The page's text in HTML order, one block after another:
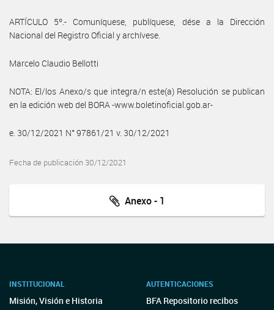
ARTÍCULO 5º.- Comuníquese, publíquese, dése a la Dirección
Nacional del Registro Oficial y archívese.
Marcelo Claudio Bellotti
NOTA: El/los Anexo/s que integra/n este(a) Resolución se publican
en la edición web del BORA -www.boletinoficial.gob.ar-
e. 30/12/2021 N° 97861/21 v. 30/12/2021
Fecha de publicación 30/12/2021
Anexo - 1
INSTITUCIONAL
Misión, Visión e Historia
AUTENTICACIONES
BFA Repositorio recibos